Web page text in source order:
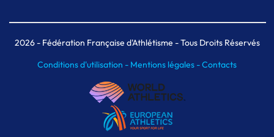
Meeting de Paris indoor
MAIF Ekiden de Paris
2026- Fédération Française d'Athlétisme - Tous Droits Réservés
Conditions d'utilisation - Mentions légales -Contacts